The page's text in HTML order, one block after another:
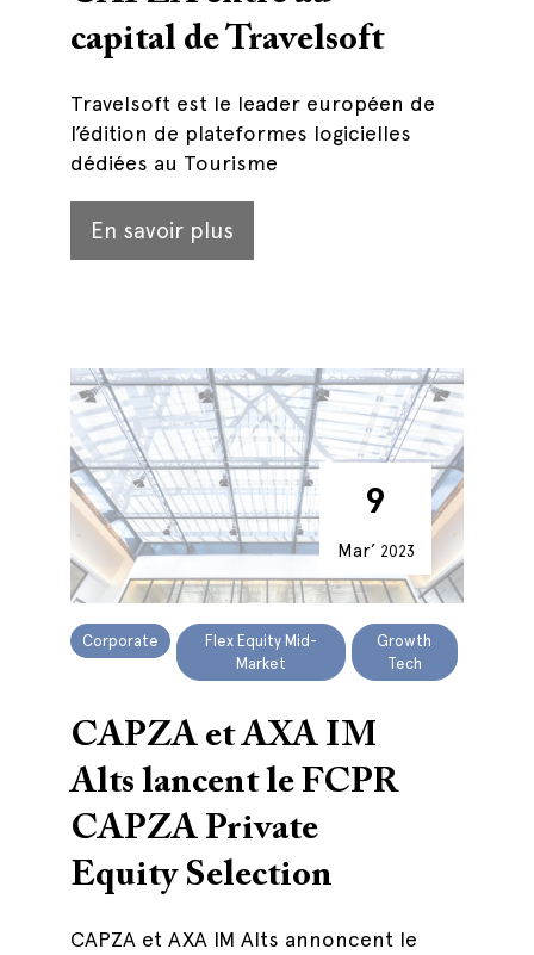
capital de Travelsoft
Travelsoft est le leader européen de
l’édition de plateformes logicielles
dédiées au Tourisme
En savoir plus
9
Mar’ 2023
Corporate
Flex Equity Mid-
Market
Growth
Tech
CAPZA et AXA IM
Alts lancent le FCPR
CAPZA Private
Equity Selection
CAPZA et AXA IM Alts annoncent le